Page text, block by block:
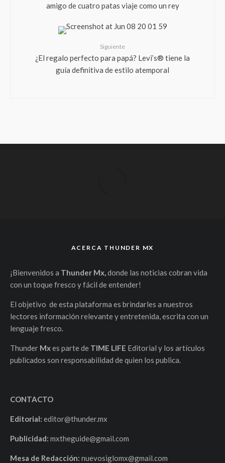
amigo de cuatro patas viaje como un rey
Siguiente
¿El regalo perfecto para papá? Levi’s® tiene la
guía definitiva de estilo atemporal
ACERCA THUNDER MX
¡Bienvenidos a Thunder Mx,donde las noticias cobran vida
con un toque fresco y fácil de entender!
El objetivo de esta plataforma es brindarles a nuestros
lectores información relevante y entretenida, escrita con un
lenguaje fresco.
Thunder Mxes parte de TIME LIFE Editorial y los artículos
publicados son responsabilidad de quien los publica.
CONTACTO
Editorial: editor@thunder.mx
Publicidad: mxtheguide@gmail.com
Mesa de Redacción: nuevosiglomx@gmail.com